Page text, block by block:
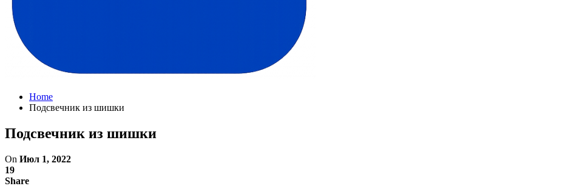
Home
Подсвечник из шишки
Подсвечник из шишки
On Июл 1, 2022
19
Share